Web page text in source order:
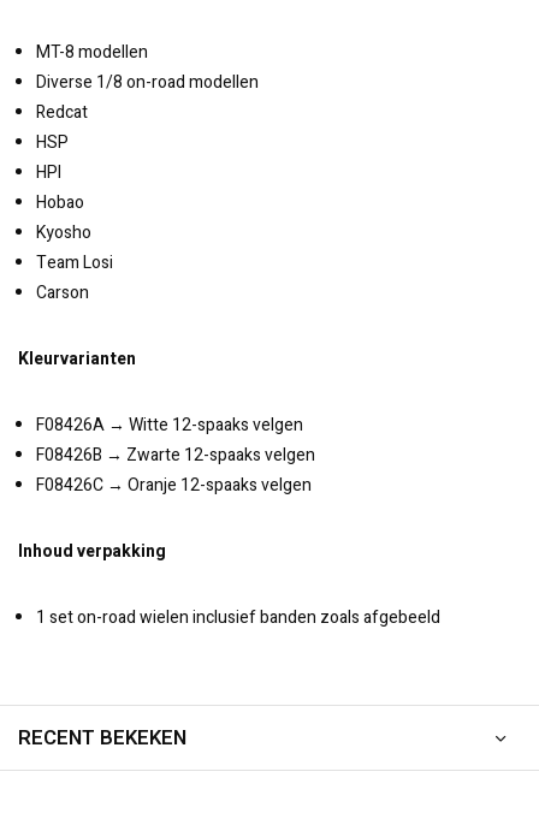
MT-8 modellen
Diverse 1/8 on-road modellen
Redcat
HSP
HPI
Hobao
Kyosho
Team Losi
Carson
Kleurvarianten
F08426A → Witte 12-spaaks velgen
F08426B → Zwarte 12-spaaks velgen
F08426C → Oranje 12-spaaks velgen
Inhoud verpakking
1 set on-road wielen inclusief banden zoals afgebeeld
RECENT BEKEKEN